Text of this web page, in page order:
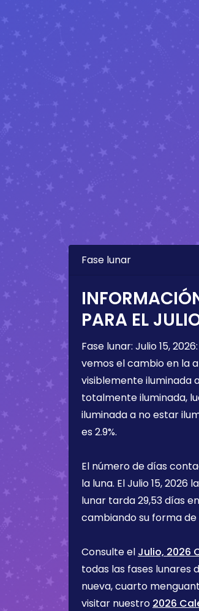
Fase lunar
PARA EL
Fase lunar: Julio 15, 2026:
vemos el cambio en la
visiblemente iluminada
totalmente iluminada,
iluminada a no estar
es 2.9%.
El número de días
la luna. ElJulio 15, 2026
lunar tarda 29,53 días
cambiando su forma de
Consulte el Julio, 2026
todas las fases lunares
nueva, cuarto
visitar nuestro 2026